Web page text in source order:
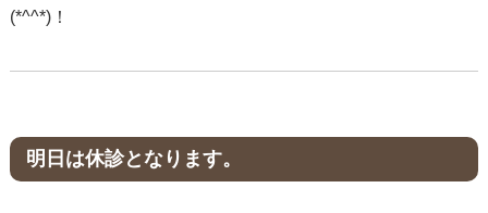
(*^^*)！
明日は休診となります。